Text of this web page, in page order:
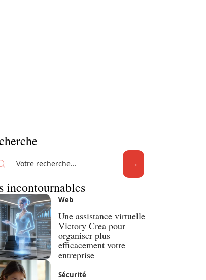
incontournables
Web
Une assistance virtuelle
Victory Crea pour
organiser plus
efficacement votre
entreprise
Sécurité